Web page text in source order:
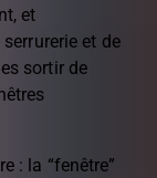
et
et de
sortir de
: la “fenêtre”